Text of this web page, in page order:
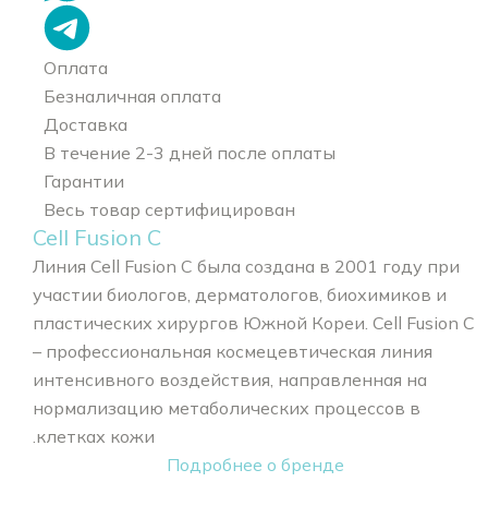
Оплата
Безналичная оплата
Доставка
В течение 2-3 дней после оплаты
Гарантии
Весь товар сертифицирован
Cell Fusion C
Линия Cell Fusion C была создана в 2001 году при
участии биологов, дерматологов, биохимиков и
пластических хирургов Южной Кореи. Cell Fusion C
– профессиональная космецевтическая линия
интенсивного воздействия, направленная на
нормализацию метаболических процессов в
клетках кожи.
Подробнее о бренде